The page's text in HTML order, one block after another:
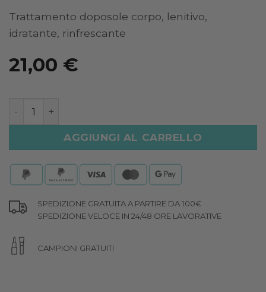
Trattamento doposole corpo, lenitivo,
idratante, rinfrescante
21,00 €
AGGIUNGI AL CARRELLO
SPEDIZIONE GRATUITA A PARTIRE DA 100€
SPEDIZIONE VELOCE IN 24/48 ORE LAVORATIVE
CAMPIONI GRATUITI